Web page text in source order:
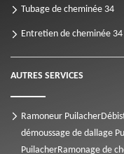
Tubage de cheminée 34
Entretien de cheminée 34
AUTRES SERVICES
Ramoneur Puilacher
démoussage de dallage
PuilacherRamonage de